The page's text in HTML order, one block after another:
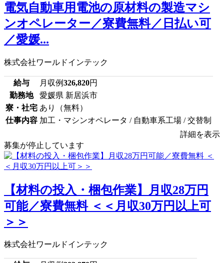
電気自動車用電池の原材料の製造マシ
ンオペレーター／寮費無料／日払い可
／愛媛...
株式会社ワールドインテック
給与 月収例326,820円
勤務地
愛媛県 新居浜市
寮・社宅 あり（無料）
仕事内容 加工・マシンオペレータ / 自動車系工場 / 交替制
詳細を表示
募集が停止しています
【材料の投入・梱包作業】月収28万円
可能／寮費無料 ＜＜月収30万円以上可
＞＞
株式会社ワールドインテック